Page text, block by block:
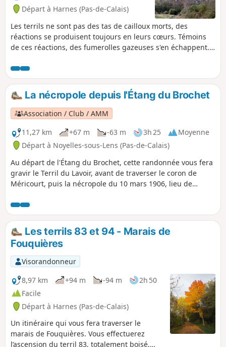
Départ à Harnes (Pas-de-Calais)
Les terrils ne sont pas des tas de cailloux morts, des
réactions se produisent toujours en leurs cœurs. Témoins
de ces réactions, des fumerolles gazeuses s'en échappent.
Harnes, au départ du Bois de Florimond, et dirigez-vous
vers le terril. Suivez alors le chemin balisé nommé "le
Sentier des Fumerolles" sur des bornes bétonnées, qui vous
permet découvrir le Terril 230. C'est un surprenant périple
qui offre une très grande variété de paysages et de points
d'intérêts : vue sur des fumerolles, point de vue sur le Sud-
Est du bassin minier, point de vue sur le canyon, etc.
La nécropole depuis l'Étang du Brochet
Association / Club / AMM
11,27 km
+67 m -63 m 3h 25
Moyenne
Départ à Noyelles-sous-Lens (Pas-de-Calais)
Au départ de l'Étang du Brochet, cette randonnée vous fera
gravir le Terril du Lavoir, avant de traverser le coron de
Méricourt, puis la nécropole du 10 mars 1906, lieu de
Les terrils 83 et 94 - Marais de
Fouquières
Visorandonneur
8,97 km
+94 m -94 m
2h 50
Facile
Départ à Harnes (Pas-de-Calais)
Un itinéraire qui vous fera traverser le
marais de Fouquières. Vous effectuerez
l’ascension du terril 83, totalement boisé,